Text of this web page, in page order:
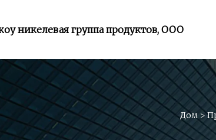
никелевая группа продуктов, ООО
Дом >